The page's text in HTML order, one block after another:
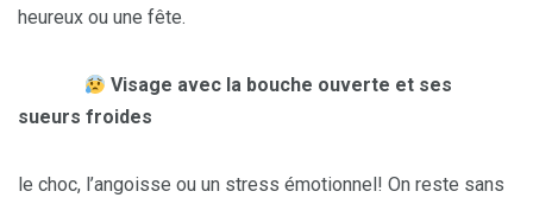
heureux ou une fête.
Visage avec la bouche ouverte et ses
sueurs froides
le choc, l’angoisse ou un stress émotionnel! On reste sans